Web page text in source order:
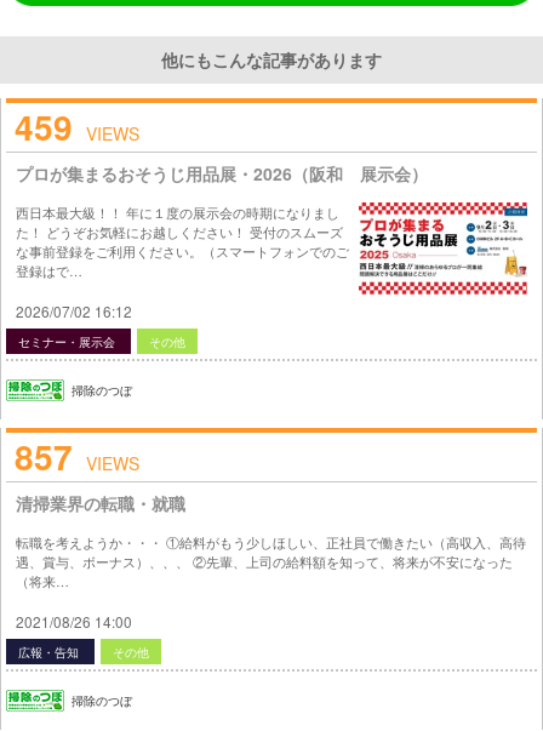
他にもこんな記事があります
459 VIEWS
プロが集まるおそうじ用品展・2026（阪和 展示会）
西日本最大級！！ 年に１度の展示会の時期になりまし
た！ どうぞお気軽にお越しください！ 受付のスムーズ
な事前登録をご利用ください。（スマートフォンでのご
登録はで…
2026/07/02 16:12
セミナー・展示会 その他
掃除のつぼ
857 VIEWS
清掃業界の転職・就職
転職を考えようか・・・ ①給料がもう少しほしい、正社員で働きたい（高収入、高待
遇、賞与、ボーナス）、、、 ②先輩、上司の給料額を知って、将来が不安になった
（将来…
2021/08/26 14:00
広報・告知 その他
掃除のつぼ